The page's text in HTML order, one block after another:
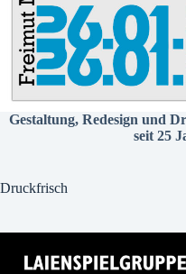
Gestaltung, Redesign und
seit 25
Druckfrisch